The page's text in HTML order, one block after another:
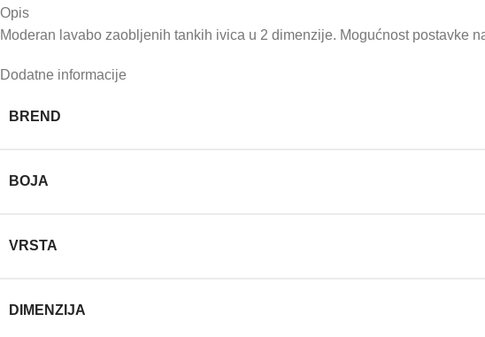
Opis
Moderan lavabo zaobljenih tankih ivica u 2 dimenzije. Mogućnost postavke
Dodatne informacije
BREND
BOJA
VRSTA
DIMENZIJA